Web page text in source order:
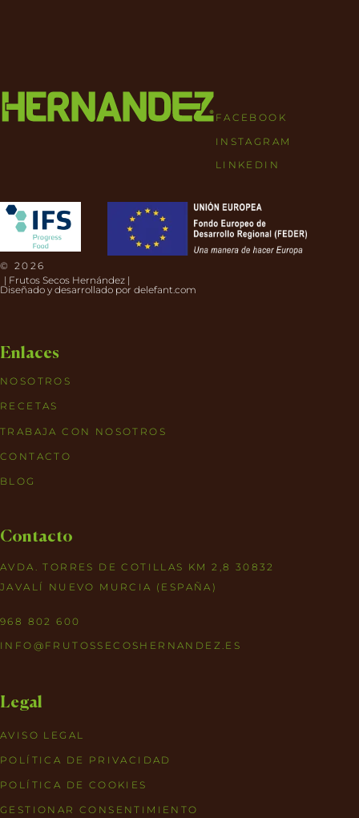
FACEBOOK
INSTAGRAM
LINKEDIN
© 2026
| Frutos Secos Hernández |
Diseñado y desarrollado por delefant.com
Enlaces
NOSOTROS
RECETAS
TRABAJA CON NOSOTROS
CONTACTO
BLOG
Contacto
AVDA. TORRES DE COTILLAS KM 2,8 30832
JAVALÍ NUEVO MURCIA (ESPAÑA)
968 802 600
INFO@FRUTOSSECOSHERNANDEZ.ES
Legal
AVISO LEGAL
POLÍTICA DE PRIVACIDAD
POLÍTICA DE COOKIES
GESTIONAR CONSENTIMIENTO